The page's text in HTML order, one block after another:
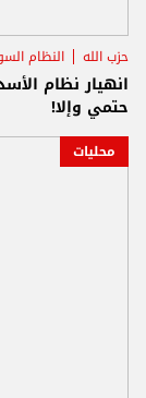
حزب الله النظام
انهيار نظام
حتمي وإلا!
محليات